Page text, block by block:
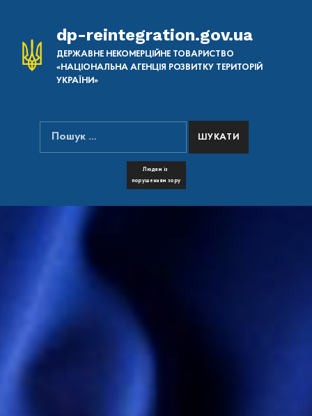
dp-reintegration.gov.ua
ДЕРЖАВНЕ НЕКОМЕРЦІЙНЕ ТОВАРИСТВО
«НАЦІОНАЛЬНА АГЕНЦІЯ РОЗВИТКУ ТЕРИТОРІЙ
УКРАЇНИ»
ПОШУК НА САЙТІ
Пошук:
Людям із
порушенням зору